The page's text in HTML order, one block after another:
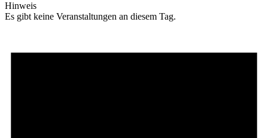
Hinweis
Es gibt keine Veranstaltungen an diesem Tag.